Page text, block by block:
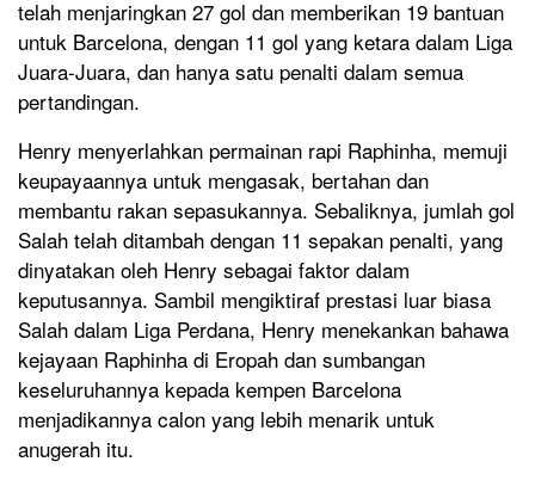
telah menjaringkan 27 gol dan memberikan 19 bantuan
untuk Barcelona, ​​dengan 11 gol yang ketara dalam Liga
Juara-Juara, dan hanya satu penalti dalam semua
pertandingan.
Henry menyerlahkan permainan rapi Raphinha, memuji
keupayaannya untuk mengasak, bertahan dan
membantu rakan sepasukannya. Sebaliknya, jumlah gol
Salah telah ditambah dengan 11 sepakan penalti, yang
dinyatakan oleh Henry sebagai faktor dalam
keputusannya. Sambil mengiktiraf prestasi luar biasa
Salah dalam Liga Perdana, Henry menekankan bahawa
kejayaan Raphinha di Eropah dan sumbangan
keseluruhannya kepada kempen Barcelona
menjadikannya calon yang lebih menarik untuk
anugerah itu.